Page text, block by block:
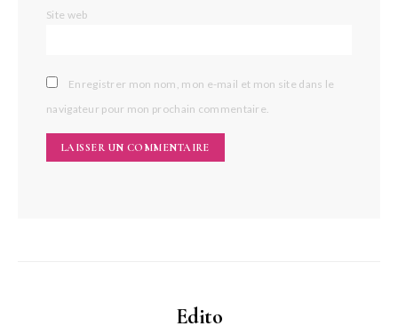
Site web
Enregistrer mon nom, mon e-mail et mon site dans le
navigateur pour mon prochain commentaire.
Edito